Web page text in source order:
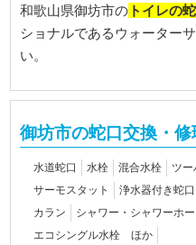
和歌山県御坊市の トイレの
ショナルであるウォーター
い。
御坊市の蛇口交換・
水道蛇口 水栓 混合水栓 ツ
サーモスタット
浄水器付き蛇口
カラン
シャワー・シャワーホ
エコシングル水栓 ほか